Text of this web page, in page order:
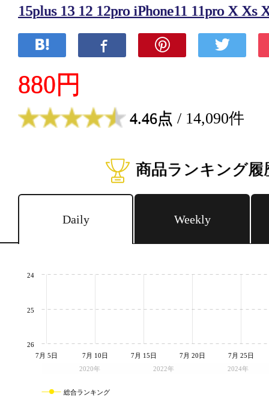
15plus 13 12 12pro iPhone11 11pro X
880円
4.46点 / 14,090件
商品ランキング履
Daily Weekly
2020年 2022年 2024年
7月 5日 7月 10日 7月 15日 7月 20日 7月 25日
24
25
26
総合ランキング